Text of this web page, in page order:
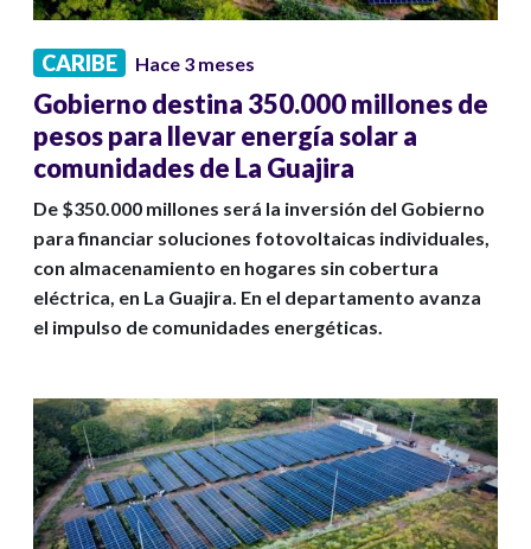
CARIBE Hace 3 meses
Gobierno destina 350.000 millones de
pesos para llevar energía solar a
comunidades de La Guajira
De $350.000 millones será la inversión del Gobierno
para financiar soluciones fotovoltaicas individuales,
con almacenamiento en hogares sin cobertura
eléctrica, en La Guajira. En el departamento avanza
el impulso de comunidades energéticas.